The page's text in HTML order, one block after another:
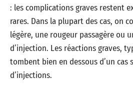
: les complications graves restent
rares. Dans la plupart des cas, on
légère, une rougeur passagère ou
d’injection. Les réactions graves,
tombent bien en dessous d’un cas
d’injections.